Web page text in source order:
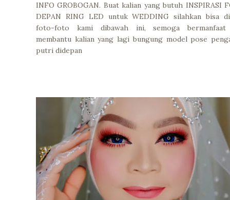
INFO GROBOGAN. Buat kalian yang butuh INSPIRASI
DEPAN RING LED untuk WEDDING silahkan bisa
foto-foto kami dibawah ini, semoga bermanfaat
membantu kalian yang lagi bungung model pose
putri didepan